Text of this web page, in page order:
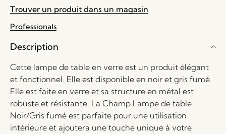
Trouver un produit dans un magasin
Professionals
Description
Cette lampe de table en verre est un produit élégant
et fonctionnel. Elle est disponible en noir et gris fumé.
Elle est faite en verre et sa structure en métal est
robuste et résistante. La Champ Lampe de table
Noir/Gris fumé est parfaite pour une utilisation
intérieure et ajoutera une touche unique à votre